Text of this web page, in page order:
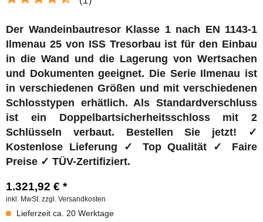
Der Wandeinbautresor Klasse 1 nach EN 1143-1
Ilmenau 25 von ISS Tresorbau ist für den Einbau
in die Wand und die Lagerung von Wertsachen
und Dokumenten geeignet. Die Serie Ilmenau ist
in verschiedenen Größen und mit verschiedenen
Schlosstypen erhätlich. Als Standardverschluss
ist ein Doppelbartsicherheitsschloss mit 2
Schlüsseln verbaut. Bestellen Sie jetzt! ✓
Kostenlose Lieferung ✓ Top Qualität ✓ Faire
Preise ✓ TÜV-Zertifiziert.
1.321,92 € *
inkl. MwSt. zzgl. Versandkosten
Lieferzeit ca. 20 Werktage